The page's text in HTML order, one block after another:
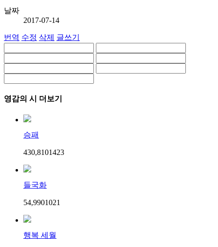
날짜
2017-07-14
번역 수정 삭제 글쓰기
영감의 시 더보기
승패
430,8101423
들국화
54,9901021
행복 세월